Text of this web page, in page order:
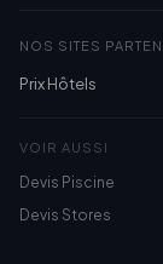
NOS SITES
Prix Hôtels
VOIR AUSSI
Devis Piscine
Devis Stores